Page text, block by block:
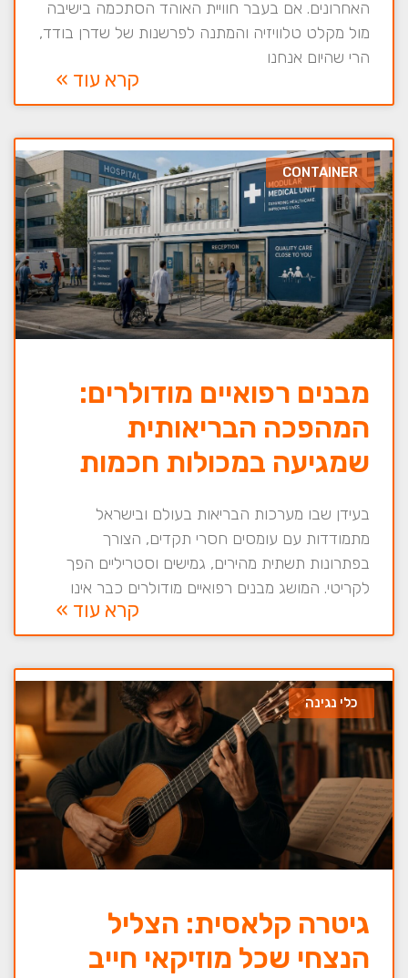
האחרונים. אם בעבר חוויית האוהד הסתכמה בישיבה
מול מקלט טלוויזיה והמתנה לפרשנות של שדרן בודד,
הרי שהיום אנחנו
קרא עוד »
CONTAINER
מבנים רפואיים מודולרים:
המהפכה הבריאותית
שמגיעה במכולות חכמות
בעידן שבו מערכות הבריאות בעולם ובישראל
מתמודדות עם עומסים חסרי תקדים, הצורך
בפתרונות תשתית מהירים, גמישים וסטריליים הפך
לקריטי. המושג מבנים רפואיים מודולרים כבר אינו
קרא עוד »
כלי נגינה
גיטרה קלאסית: הצליל
הנצחי שכל מוזיקאי חייב